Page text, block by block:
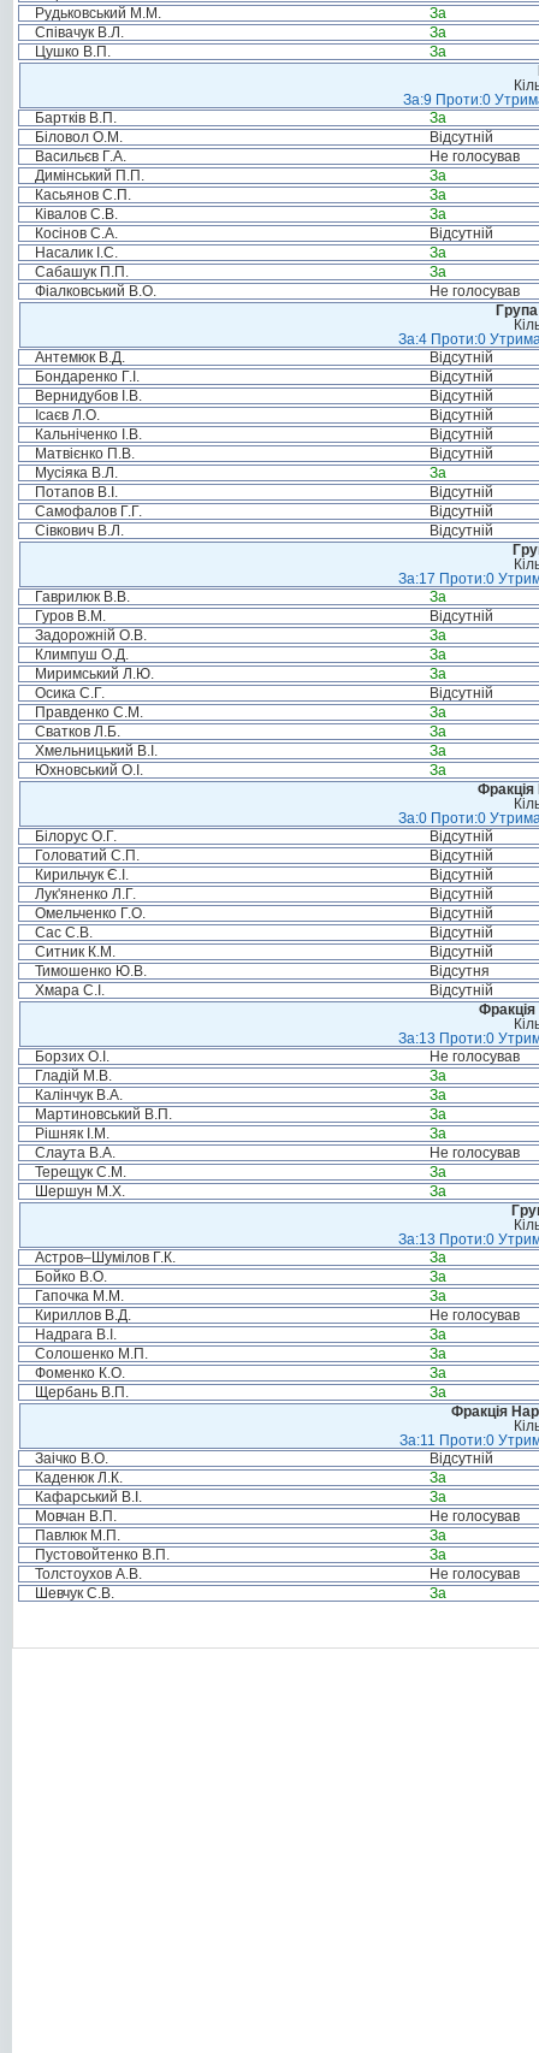
Рудьковський М.М.
За
Співачук В.Л.
За
Цушко В.П.
За
За:9 Проти:0
Бартків В.П.
За
Біловол О.М.
Відсутній
Васильєв Г.А.
Не голосував
Димінський П.П.
За
Касьянов С.П.
За
Ківалов С.В.
За
Косінов С.А.
Відсутній
Насалик І.С.
За
Сабашук П.П.
За
Фіалковський В.О.
Не голосував
За:4 Проти:0
Антемюк В.Д.
Відсутній
Бондаренко Г.І.
Відсутній
Вернидубов І.В.
Відсутній
Ісаєв Л.О.
Відсутній
Кальніченко І.В.
Відсутній
Матвієнко П.В.
Відсутній
Мусіяка В.Л.
За
Потапов В.І.
Відсутній
Самофалов Г.Г.
Відсутній
Сівкович В.Л.
Відсутній
За:17 Проти:0
Гаврилюк В.В.
За
Гуров В.М.
Відсутній
Задорожній О.В.
За
Климпуш О.Д.
За
Миримський Л.Ю.
За
Осика С.Г.
Відсутній
Правденко С.М.
За
Сватков Л.Б.
За
Хмельницький В.І.
За
Юхновський О.І.
За
За:0 Проти:0
Білорус О.Г.
Відсутній
Головатий С.П.
Відсутній
Кирильчук Є.І.
Відсутній
Лук'яненко Л.Г.
Відсутній
Омельченко Г.О.
Відсутній
Сас С.В.
Відсутній
Ситник К.М.
Відсутній
Тимошенко Ю.В.
Відсутня
Хмара С.І.
Відсутній
Фракція
За:13 Проти:0
Борзих О.І.
Не голосував
Гладій М.В.
За
Калінчук В.А.
За
Мартиновський В.П.
За
Рішняк І.М.
За
Слаута В.А.
Не голосував
Терещук С.М.
За
Шершун М.Х.
За
За:13 Проти:0
Астров–Шумілов Г.К.
За
Бойко В.О.
За
Гапочка М.М.
За
Кириллов В.Д.
Не голосував
Надрага В.І.
За
Солошенко М.П.
За
Фоменко К.О.
За
Щербань В.П.
За
Фракція
За:11 Проти:0
Заічко В.О.
Відсутній
Каденюк Л.К.
За
Кафарський В.І.
За
Мовчан В.П.
Не голосував
Павлюк М.П.
За
Пустовойтенко В.П.
За
Толстоухов А.В.
Не голосував
Шевчук С.В.
За